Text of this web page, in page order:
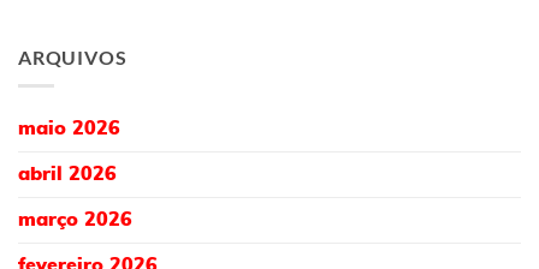
ARQUIVOS
maio 2026
abril 2026
março 2026